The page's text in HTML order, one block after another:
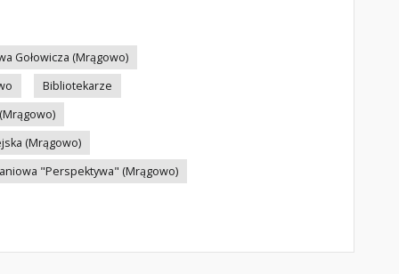
Gołowicza (Mrągowo)
Bibliotekarze
(Mrągowo)
"Perspektywa" (Mrągowo)